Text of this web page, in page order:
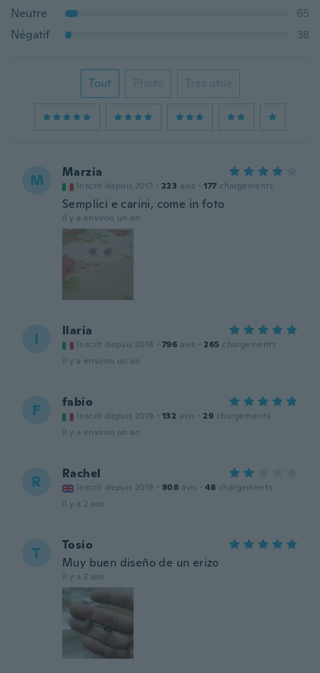
Neutre
65
Négatif
38
Tout Photo Très utile
M Marzia
Inscrit depuis 2017 · 223 avis · 177 chargements
Semplici e carini, come in foto
il y a environ un an
I Ilaria
Inscrit depuis 2018 · 796 avis · 265 chargements
il y a environ un an
F fabio
Inscrit depuis 2019 · 132 avis · 29 chargements
il y a environ un an
R Rachel
Inscrit depuis 2019 · 808 avis · 48 chargements
il y a 2 ans
T
Tosio
Muy buen diseño de un erizo
il y a 2 ans